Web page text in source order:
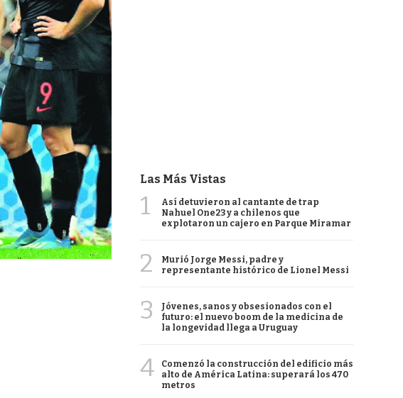
Las Más Vistas
1
Así detuvieron al cantante de trap
Nahuel One23 y a chilenos que
explotaron un cajero en Parque Miramar
2
Murió Jorge Messi, padre y
representante histórico de Lionel Messi
3
Jóvenes, sanos y obsesionados con el
futuro: el nuevo boom de la medicina de
la longevidad llega a Uruguay
4
Comenzó la construcción del edificio más
alto de América Latina: superará los 470
metros